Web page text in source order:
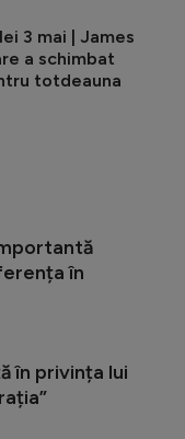
3 mai | James
a schimbat
totdeauna
în
în privința lui